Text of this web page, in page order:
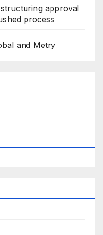
approval
process
and Metry